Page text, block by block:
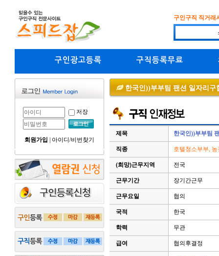
구인구직 직거래
구인광고등록 구직등록무료
저장
회원가입 아이디/비번찾기
한국인))부부팀 팬션 일자리구
제목 한국인))부부팀
직종 호텔청소부부,
(희망)근무지역 전국
근무기간 장기간근무
근무요일 협의
국적 한국
학력 무관
급여 협의후결정